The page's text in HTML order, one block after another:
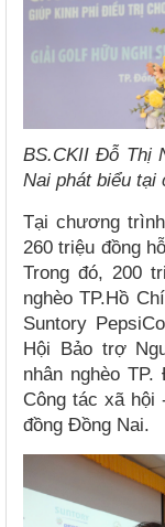
BS.CKII Đỗ Thị
Nai phát biểu tại
Tại chương
260 triệu đồng
Trong đó, 200
nghèo TP.Hồ
Suntory
Hội Bảo trợ
nhân nghèo
Công tác xã hội
đồng Đồng Nai.